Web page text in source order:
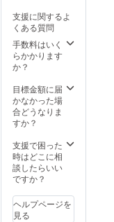
支援に関するよ
くある質問
手数料はいく
らかかります
か？
目標金額に届
かなかった場
合どうなりま
すか？
支援で困った
時はどこに相
談したらいい
ですか？
ヘルプページを
見る